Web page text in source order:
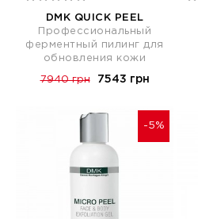
DMK QUICK PEEL
Профессиональный
ферментный пилинг для
обновления кожи
7940 грн 7543 грн
-5%